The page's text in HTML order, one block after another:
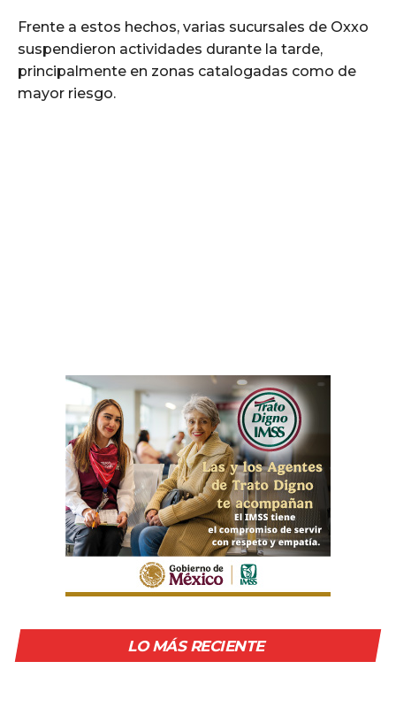
Frente a estos hechos, varias sucursales de Oxxo
suspendieron actividades durante la tarde,
principalmente en zonas catalogadas como de
mayor riesgo.
LO MÁS RECIENTE